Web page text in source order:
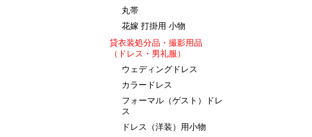
丸帯
花嫁 打掛用 小物
貸衣装処分品・撮影用品
（ドレス・男礼服）
ウェディングドレス
カラードレス
フォーマル（ゲスト）ドレ
ス
ドレス（洋装）用小物